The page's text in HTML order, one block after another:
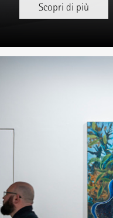
Scopri di più